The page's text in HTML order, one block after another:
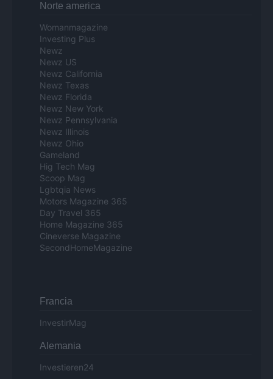
Norte america
Womanmagazine
Investing Plus
Newz
Newz US
Newz California
Newz Texas
Newz Florida
Newz New York
Newz Pennsylvania
Newz Illinois
Newz Ohio
Gameland
Hig Tech Mag
Scoop Mag
Lgbtqia News
Motors Magazine 365
Day Travel 365
Home Magazine 365
Cineverse Magazine
SecondHomeMagazine
Francia
InvestirMag
Alemania
Investieren24